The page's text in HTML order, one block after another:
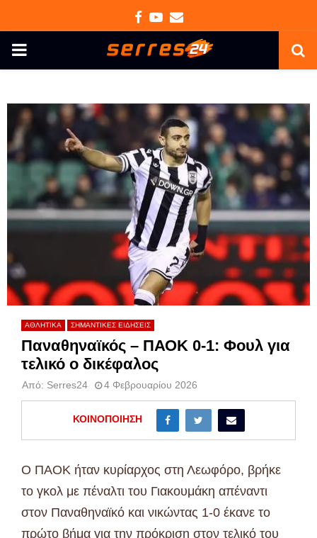
Facebook
Youtube
Email
PRIMARY
ΑΘΛΗΤΙΚΑ ΣΗΜΑΝΤΙΚΕΣ ΕΙΔΗΣΕΙΣ
Παναθηναϊκός – ΠΑΟΚ 0-1: Φουλ για
τελικό ο δικέφαλος
Από: Serres24 4 Φεβρουαρίου 2026
ΚΟΙΝΟΠΟΊΗΣΗ
Ο ΠΑΟΚ ήταν κυρίαρχος στη Λεωφόρο, βρήκε
το γκολ με πέναλτι του Γιακουμάκη απέναντι
στον Παναθηναϊκό και νικώντας 1-0 έκανε το
πρώτο βήμα για την πρόκριση στον τελικό του